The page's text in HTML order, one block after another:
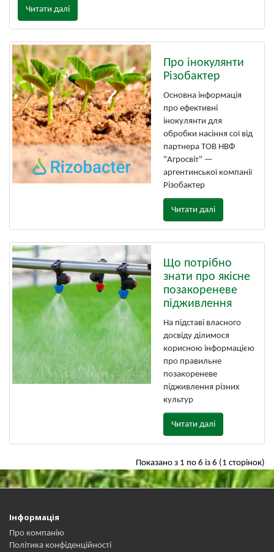
Читати далі
Про інокулянти
Різобактер
Основна інформація
про ефективні
інокулянти для
обробки насіння сої від
партнера ТОВ НВФ
"Агросвіт" —
аргентинської компанії
Різобактер
Читати далі
Що потрібно
знати про якісне
позакореневе
підживлення
На підставі власного
досвіду ділимося
корисною інформацією
про правильне
позакореневе
підживлення різних
культур
Читати далі
Показано з 1 по 6 із 6 (1 сторінок)
Інформація
Про компанію
Політика конфіденційності